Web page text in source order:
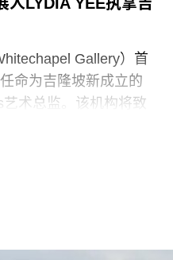
发表公开评论。上周，
会，期间
Gallery）首
命为吉隆坡新成立的
术总监。该机构将致
的一座表演艺术剧场
。美术馆将利用经过改